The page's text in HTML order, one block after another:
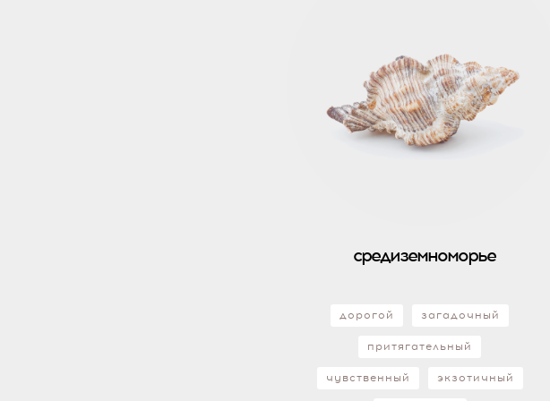
средиземноморье
дорогой загадочный
притягательный
чувственный экзотичный